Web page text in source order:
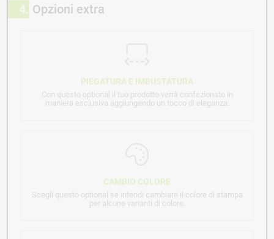
4 Opzioni extra
PIEGATURA E IMBUSTATURA
Con questo optional il tuo prodotto verrà confezionato in
maniera esclusiva aggiungendo un tocco di eleganza.
CAMBIO COLORE
Scegli questo optional se intendi cambiare il colore di stampa
per alcune varianti di colore.